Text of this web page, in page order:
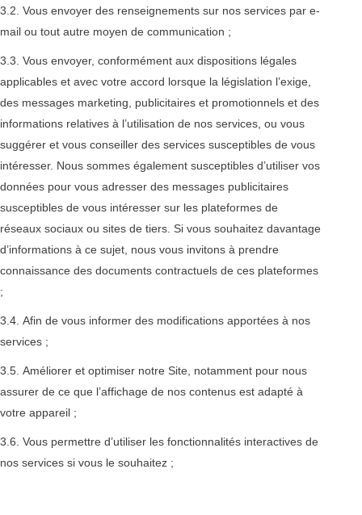
3.2. Vous envoyer des renseignements sur nos services par e-
mail ou tout autre moyen de communication ;
3.3. Vous envoyer, conformément aux dispositions légales
applicables et avec votre accord lorsque la législation l’exige,
des messages marketing, publicitaires et promotionnels et des
informations relatives à l’utilisation de nos services, ou vous
suggérer et vous conseiller des services susceptibles de vous
intéresser. Nous sommes également susceptibles d’utiliser vos
données pour vous adresser des messages publicitaires
susceptibles de vous intéresser sur les plateformes de
réseaux sociaux ou sites de tiers. Si vous souhaitez davantage
d’informations à ce sujet, nous vous invitons à prendre
connaissance des documents contractuels de ces plateformes
;
3.4. Afin de vous informer des modifications apportées à nos
services ;
3.5. Améliorer et optimiser notre Site, notamment pour nous
assurer de ce que l’affichage de nos contenus est adapté à
votre appareil ;
3.6. Vous permettre d’utiliser les fonctionnalités interactives de
nos services si vous le souhaitez ;